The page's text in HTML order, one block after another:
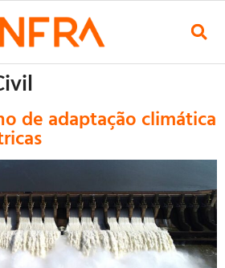
de adaptação climática